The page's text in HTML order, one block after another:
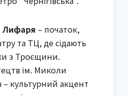
Лифаря – початок,
та ТЦ, де сідають
з Троєщини.
ім. Миколи
культурний акцент